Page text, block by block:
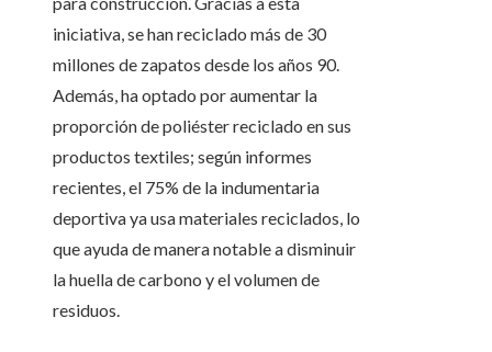
iniciativa, se han reciclado más de 30
millones de zapatos desde los años 90.
Además, ha optado por aumentar la
proporción de poliéster reciclado en sus
productos textiles; según informes
recientes, el 75% de la indumentaria
deportiva ya usa materiales reciclados, lo
que ayuda de manera notable a disminuir
la huella de carbono y el volumen de
residuos.